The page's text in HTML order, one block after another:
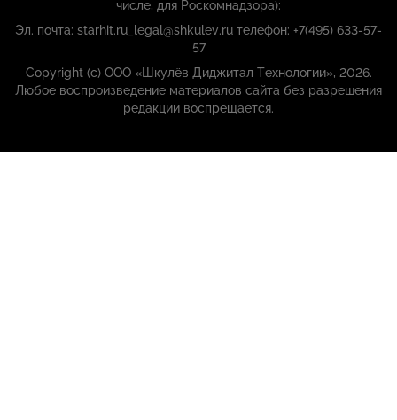
числе, для Роскомнадзора):
Эл. почта: starhit.ru_legal@shkulev.ru телефон: +7(495) 633-57-
57
Copyright (с) ООО «Шкулёв Диджитал Технологии», 2026.
Любое воспроизведение материалов сайта без разрешения
редакции воспрещается.